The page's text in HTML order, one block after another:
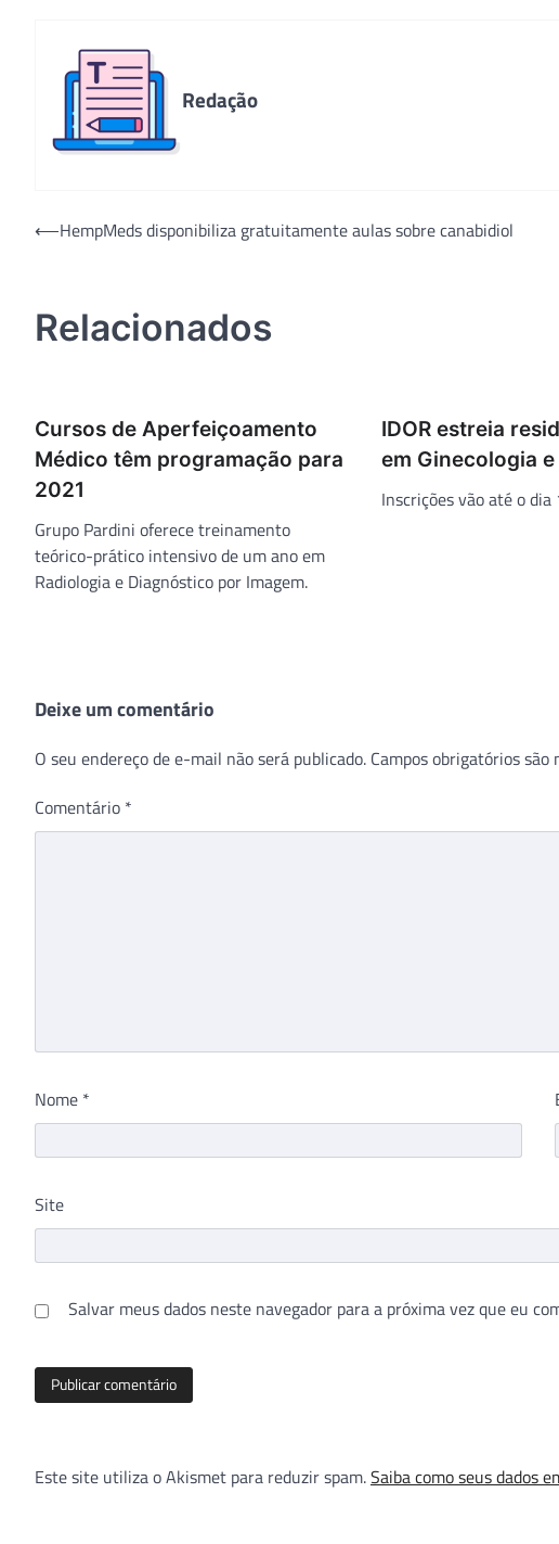
Redação
Navegação
⟵HempMeds disponibiliza gratuitamente aulas sobre canabidiol
Relacionados
Cursos de Aperfeiçoamento
Médico têm programação para
2021
Grupo Pardini oferece treinamento
teórico-prático intensivo de um ano em
Radiologia e Diagnóstico por Imagem.
IDOR estreia
em Ginecologia
Inscrições vão até o
Deixe um comentário
O seu endereço de e-mail não será publicado. Campos obrigatórios são
Comentário *
Nome *
Site
Salvar meus dados neste navegador para a próxima vez que eu
Este site utiliza o Akismet para reduzir spam.Saiba como seus dados